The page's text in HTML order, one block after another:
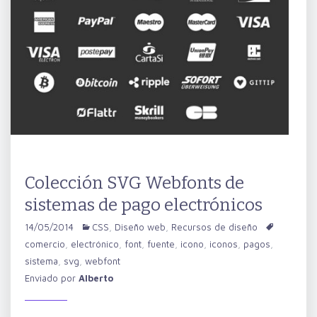
Colección SVG Webfonts de
sistemas de pago electrónicos
14/05/2014 CSS Diseño web
Recursos de diseño
comercio
electrónico font fuente icono iconos pagos
sistema
svg webfont
Enviado por Alberto